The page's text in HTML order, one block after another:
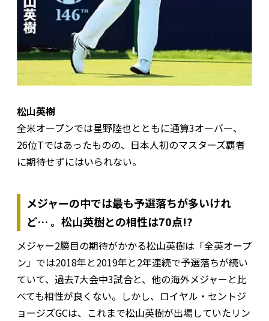
松山英樹
全米オープンでは星野陸也とともに通算3オーバー、
26位Tではあったものの、日本人初のマスターズ覇者
に期待せずにはいられない。
メジャーの中では最も予選落ちが多いけれ
ど… 。松山英樹との相性は70点!?
メジャー2勝目の期待がかかる松山英樹は「全英オープ
ン」では2018年と2019年と2年連続で予選落ちが続い
ていて、過去7大会中3試合と、他の海外メジャーと比
べても相性が良くない。しかし、ロイヤル・セントジ
ョージズGCは、これまで松山英樹が出場していたリン